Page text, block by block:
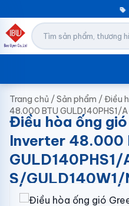
Trang chủ /Sản phẩm /Điều
48.000 BTU GULD140PHS1/
Điều hòa ống gió
Inverter 48.000
GULD140PHS1/
S/